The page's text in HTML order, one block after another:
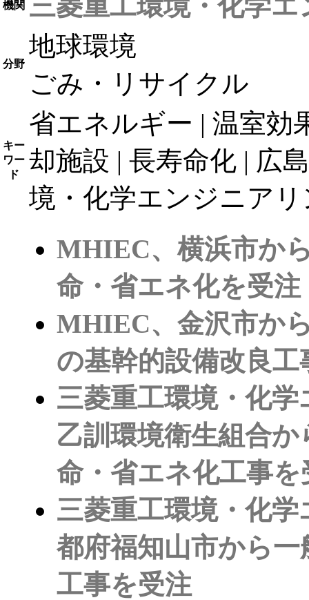
機関
分野
地球環境
ごみ・リサイクル
キー
ワー
ド
省エネルギー | 温室効
却施設 | 長寿命化 | 広
境・化学エンジニアリ
MHIEC、横浜市か
命・省エネ化を受注
MHIEC、金沢市か
の基幹的設備改良工
三菱重工環境・化
乙訓環境衛生組合
命・省エネ化工事を
三菱重工環境・化
都府福知山市から
工事を受注